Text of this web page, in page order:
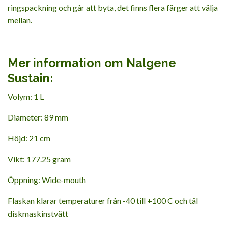
ringspackning och går att byta, det finns flera färger att välja
mellan.
Mer information om Nalgene
Sustain:
Volym: 1 L
Diameter: 89 mm
Höjd: 21 cm
Vikt: 177.25 gram
Öppning: Wide-mouth
Flaskan klarar temperaturer från -40 till +100 C och tål
diskmaskinstvätt